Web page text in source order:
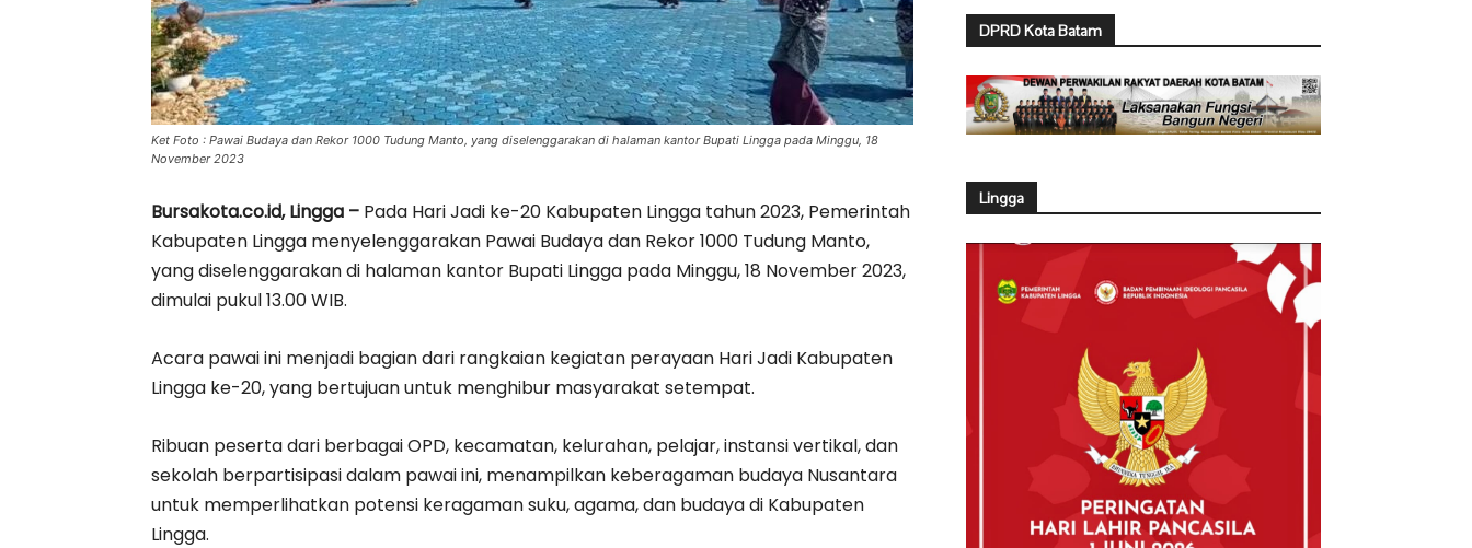
Ket Foto : Pawai Budaya dan Rekor 1000 Tudung Manto, yang diselenggarakan di halaman kantor Bupati Lingga pada Minggu, 18
November 2023
Bursakota.co.id, Lingga – Pada Hari Jadi ke-20 Kabupaten Lingga tahun 2023, Pemerintah
Kabupaten Lingga menyelenggarakan Pawai Budaya dan Rekor 1000 Tudung Manto,
yang diselenggarakan di halaman kantor Bupati Lingga pada Minggu, 18 November 2023,
dimulai pukul 13.00 WIB.
Acara pawai ini menjadi bagian dari rangkaian kegiatan perayaan Hari Jadi Kabupaten
Lingga ke-20, yang bertujuan untuk menghibur masyarakat setempat.
Ribuan peserta dari berbagai OPD, kecamatan, kelurahan, pelajar, instansi vertikal, dan
sekolah berpartisipasi dalam pawai ini, menampilkan keberagaman budaya Nusantara
untuk memperlihatkan potensi keragaman suku, agama, dan budaya di Kabupaten
Lingga.
DPRD Kota Batam
Lingga